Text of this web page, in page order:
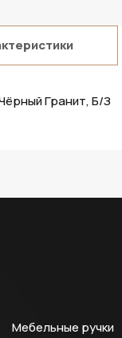
Гранит, Б/З
Мебельные ручки